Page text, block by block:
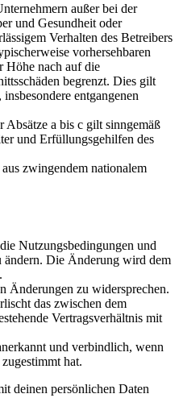
außer bei der
und Gesundheit oder
Verhalten des Betreibers
vorhersehbaren
Höhe nach auf die
begrenzt. Dies gilt
entgangenen
Absätze a bis c gilt sinngemäß
und Erfüllungsgehilfen des
zwingendem nationalem
Nutzungsbedingungen und
ändern. Die Änderung wird dem
Änderungen zu widersprechen.
das zwischen dem
Vertragsverhältnis mit
und verbindlich, wenn
hat.
deinen persönlichen Daten